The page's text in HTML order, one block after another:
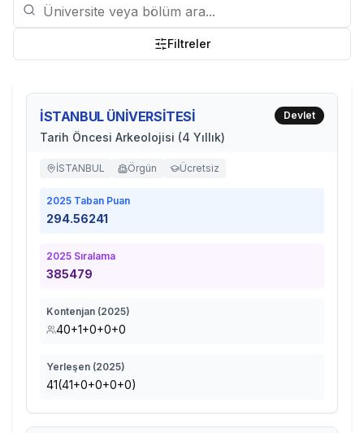
Filtreler
İSTANBUL ÜNİVERSİTESİ
Tarih Öncesi Arkeolojisi (4 Yıllık)
Devlet
İSTANBUL Örgün Ücretsiz
2025 Taban Puan
294.56241
2025 Sıralama
385479
Kontenjan (2025)
40+1+0+0+0
Yerleşen (2025)
41(41+0+0+0+0)